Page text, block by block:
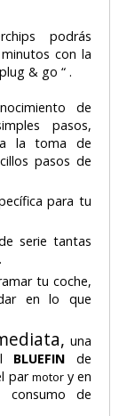
podrás
con la
& go “ .
de
pasos,
a la toma de
pasos de
para tu
serie tantas
tu coche,
en lo que
una
BLUEFIN de
parmotor y en
consumo de